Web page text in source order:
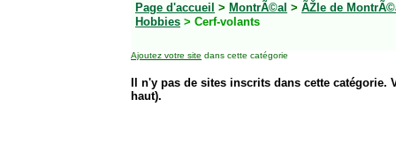
Page d'accueil > MontrÃ©al > ÃŽle de
Hobbies > Cerf-volants
Ajoutez votre site dans cette catégorie
Il n'y pas de sites inscrits dans cette
haut).